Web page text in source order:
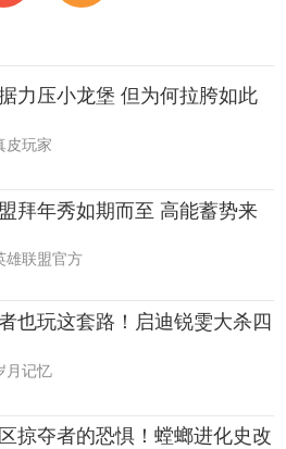
力压小龙堡 但为何拉胯如此
皮玩家
拜年秀如期而至 高能蓄势来
雄联盟官方
也玩这套路！启迪锐雯大杀四
月记忆
掠夺者的恐惧！螳螂进化史改